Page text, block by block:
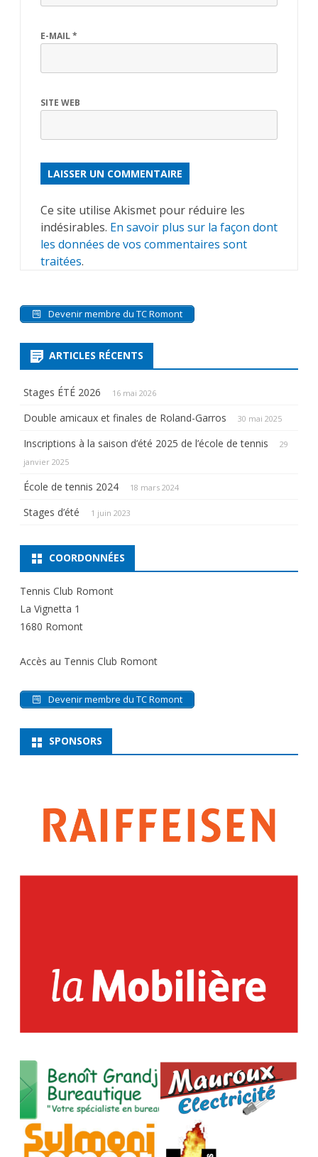
E-MAIL*
SITE WEB
Ce site utilise Akismet pour réduire les
indésirables. En savoir plus sur la façon dont
les données de vos commentaires sont
traitées.
Devenir membre du TC Romont
ARTICLES RÉCENTS
Stages ÉTÉ 2026 16 mai 2026
Double amicaux et finales de Roland-Garros 30 mai 2025
Inscriptions à la saison d’été 2025 de l’école de tennis
29
janvier 2025
École de tennis 2024 18 mars 2024
Stages d’été 1 juin 2023
COORDONNÉES
Tennis Club Romont
La Vignetta 1
1680 Romont
Accès au Tennis Club Romont
Devenir membre du TC Romont
SPONSORS